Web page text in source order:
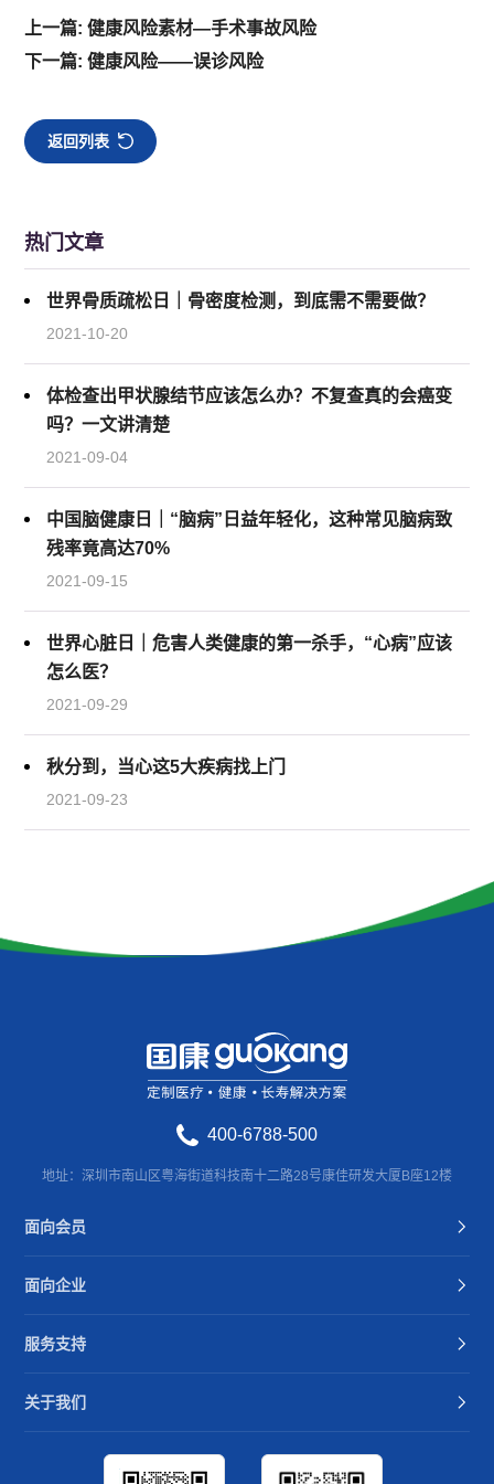
上一篇: 健康风险素材—手术事故风险
下一篇: 健康风险——误诊风险
返回列表
热门文章
世界骨质疏松日｜骨密度检测，到底需不需要做？
2021-10-20
体检查出甲状腺结节应该怎么办？不复查真的会癌变
吗？一文讲清楚
2021-09-04
中国脑健康日｜“脑病”日益年轻化，这种常见脑病致
残率竟高达70%
2021-09-15
世界心脏日｜危害人类健康的第一杀手，“心病”应该
怎么医？
2021-09-29
秋分到，当心这5大疾病找上门
2021-09-23
400-6788-500
地址：深圳市南山区粤海街道科技南十二路28号康佳研发大厦B座12楼
面向会员
面向企业
服务支持
关于我们